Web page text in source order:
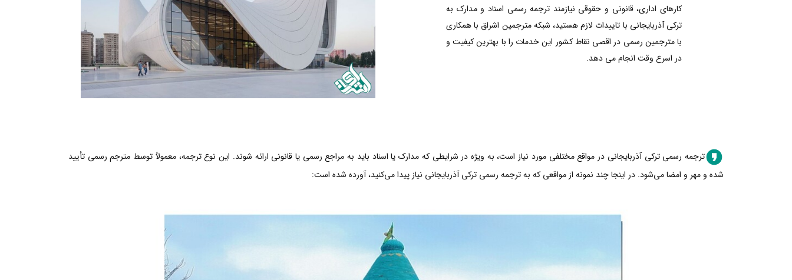
کارهای اداری، قانونی و حقوقی نیازمند ترجمه رسمی اسناد و مدارک به
ترکی آذربایجانی با تاییدات لازم هستید، شبکه مترجمین اشراق با همکاری
با مترجمین رسمی در اقصی نقاط کشور این خدمات را با بهترین کیفیت و
در اسرع وقت انجام می دهد.
ترجمه رسمی ترکی آذربایجانی در مواقع مختلفی مورد نیاز است، به ویژه در شرایطی که مدارک یا اسناد باید به مراجع رسمی یا قانونی ارائه شوند. این نوع ترجمه، معمولاً توسط مترجم رسمی تأیید
شده و مهر و امضا می‌شود. در اینجا چند نمونه از مواقعی که به ترجمه رسمی ترکی آذربایجانی نیاز پیدا می‌کنید، آورده شده است: